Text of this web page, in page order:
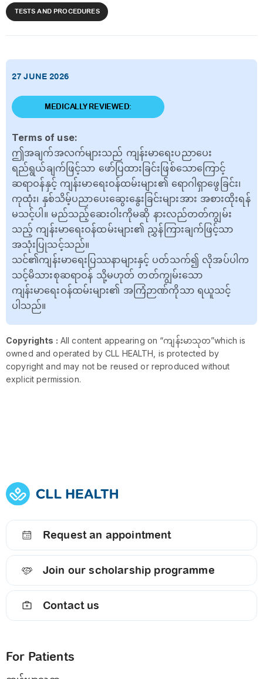
TESTS AND PROCEDURES
27 JUNE 2026
MEDICALLY REVIEWED:
Terms of use:
ဤအချက်အလက်များသည် ကျန်းမာရေးပညာပေး
ရည်ရွယ်ချက်ဖြင့်သာ ဖော်ပြထားခြင်းဖြစ်သောကြောင့်
ဆရာဝန်နှင့် ကျန်းမာရေးဝန်ထမ်းများ၏ ရောဂါရှာဖွေခြင်း၊
ကုထုံး၊ နှစ်သိမ့်ပညာပေးဆွေးနွေးခြင်းများအား အစားထိုးရန်
မသင့်ပါ။ မည်သည့်ဆေးဝါးကိုမဆို နားလည်တတ်ကျွမ်း
သည့် ကျန်းမာရေးဝန်ထမ်းများ၏ ညွှန်ကြားချက်ဖြင့်သာ
အသုံးပြုသင့်သည်။
သင်၏ကျန်းမာရေးပြဿနာများနှင့် ပတ်သက်၍ လိုအပ်ပါက
သင့်မိသားစုဆရာဝန် သို့မဟုတ် တတ်ကျွမ်းသော
ကျန်းမာရေးဝန်ထမ်းများ၏ အကြံဉာဏ်ကိုသာ ရယူသင့်
ပါသည်။
Copyrights : All content appearing on “ကျန်းမာသုတ”which is
owned and operated by CLL HEALTH, is protected by
copyright and may not be reused or reproduced without
explicit permission.
Request an appointment
Join our scholarship programme
Contact us
For Patients